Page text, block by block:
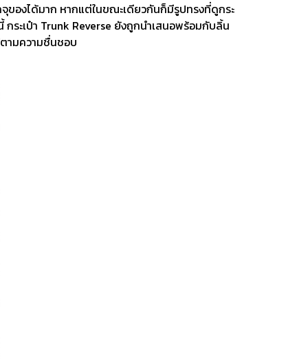
ของได้มาก หากแต่ในขณะเดียวกันก็มีรูปทรงที่ดูกระ
ระเป๋า Trunk Reverse ยังถูกนำเสนอพร้อมกับลิ้น
ตามความชื่นชอบ